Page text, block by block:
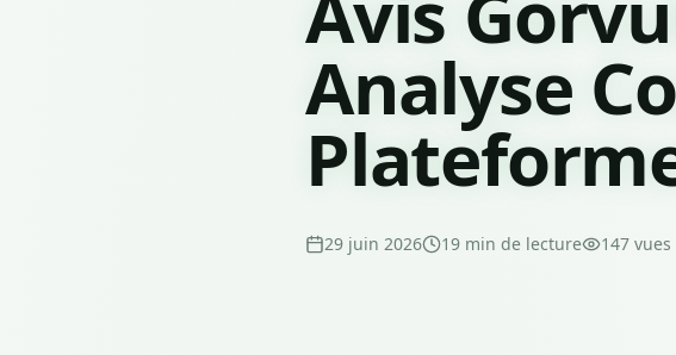
Analyse
29 juin 2026 19 min de lecture 147 vues